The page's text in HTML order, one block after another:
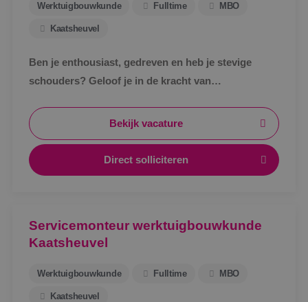
Werktuigbouwkunde Fulltime MBO
Kaatsheuvel
Ben je enthousiast, gedreven en heb je stevige
schouders? Geloof je in de kracht van
groei van onze vestiging in Kaatsheuvel?
Bekijk vacature
Direct solliciteren
Servicemonteur werktuigbouwkunde
Kaatsheuvel
Werktuigbouwkunde Fulltime MBO
Kaatsheuvel